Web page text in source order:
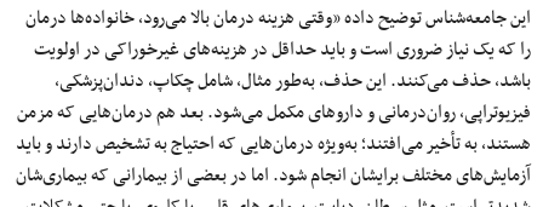
این جامعه‌شناس توضیح داده «وقتی هزینه درمان بالا می‌رود، خانواده‌ها درمان
را که یک نیاز ضروری است و باید حداقل در هزینه‌های غیرخوراکی در اولویت
باشد، حذف می‌کنند. این حذف، به‌طور مثال، شامل چکاپ، دندان‌پزشکی،
فیزیوتراپی، روان‌درمانی و داروهای مکمل می‌شود. بعد هم درمان‌هایی که مزمن
هستند، به تأخیر می‌افتند؛ به‌ویژه درمان‌هایی که احتیاج به تشخیص دارند و باید
آزمایش‌های مختلف برایشان انجام شود. اما در بعضی از بیمارانی که بیماری‌شان